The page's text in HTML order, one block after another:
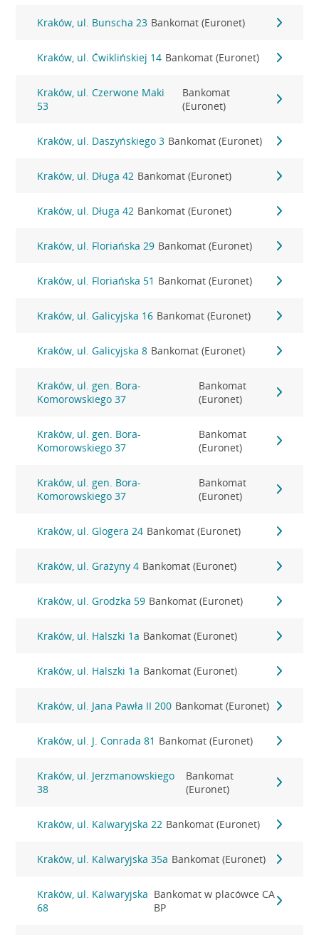
Kraków, ul. Bunscha 23 Bankomat (Euronet)
Kraków, ul. Ćwiklińskiej 14 Bankomat (Euronet)
Kraków, ul. Czerwone Maki
53
Bankomat
(Euronet)
Kraków, ul. Daszyńskiego 3 Bankomat (Euronet)
Kraków, ul. Długa 42 Bankomat (Euronet)
Kraków, ul. Długa 42 Bankomat (Euronet)
Kraków, ul. Floriańska 29 Bankomat (Euronet)
Kraków, ul. Floriańska 51 Bankomat (Euronet)
Kraków, ul. Galicyjska 16 Bankomat (Euronet)
Kraków, ul. Galicyjska 8 Bankomat (Euronet)
Kraków, ul. gen. Bora-
Komorowskiego 37
Bankomat
(Euronet)
Kraków, ul. gen. Bora-
Komorowskiego 37
Bankomat
(Euronet)
Kraków, ul. gen. Bora-
Komorowskiego 37
Bankomat
(Euronet)
Kraków, ul. Glogera 24 Bankomat (Euronet)
Kraków, ul. Grażyny 4 Bankomat (Euronet)
Kraków, ul. Grodzka 59 Bankomat (Euronet)
Kraków, ul. Halszki 1a Bankomat (Euronet)
Kraków, ul. Halszki 1a Bankomat (Euronet)
Kraków, ul. Jana Pawła II 200 Bankomat (Euronet)
Kraków, ul. J. Conrada 81 Bankomat (Euronet)
Kraków, ul. Jerzmanowskiego
38
Bankomat
(Euronet)
Kraków, ul. Kalwaryjska 22 Bankomat (Euronet)
Kraków, ul. Kalwaryjska 35a Bankomat (Euronet)
Kraków, ul. Kalwaryjska
68
Bankomat w placówce CA
BP